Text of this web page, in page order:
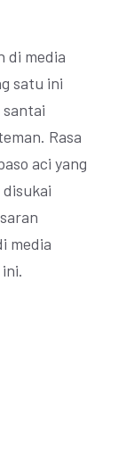
di media
satu ini
Rasa
aci yang
media